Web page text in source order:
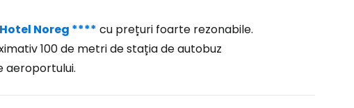
Hotel Noreg **** cu prețuri foarte rezonabile.
100 de metri de stația de autobuz
aeroportului.